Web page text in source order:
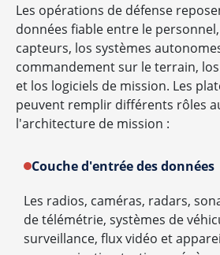
Les opérations de défense
données fiable entre le
capteurs, los systèmes
commandement sur le terrain,
et los logiciels de mission. Les
peuvent remplir différents rôles
l'architecture de mission :
Couche d'entrée des données
Les radios, caméras, radars,
de télémétrie, systèmes de
surveillance, flux vidéo et